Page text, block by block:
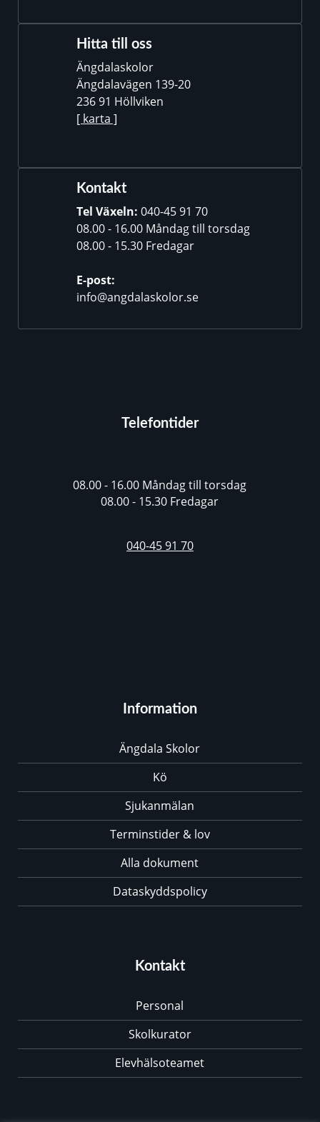
Hitta till oss
Ängdalaskolor
Ängdalavägen 139-20
236 91 Höllviken
[ karta ]
Kontakt
Tel Växeln: 040-45 91 70
08.00 - 16.00 Måndag till torsdag
08.00 - 15.30 Fredagar
E-post:
info@angdalaskolor.se
Telefontider
08.00 - 16.00 Måndag till torsdag
08.00 - 15.30 Fredagar
040-45 91 70
Information
Ängdala Skolor
Kö
Sjukanmälan
Terminstider & lov
Alla dokument
Dataskyddspolicy
Kontakt
Personal
Skolkurator
Elevhälsoteamet